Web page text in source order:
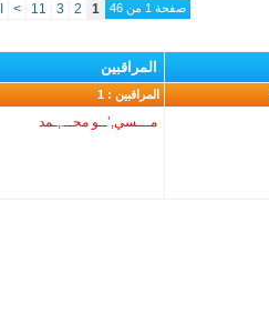
صفحة 1 من 46 1
2
3
11
>
المراقبين
المراقبين : 1
مـــسي,’ــو محــ.,ـمد